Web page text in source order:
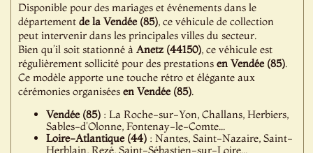
Disponible pour des mariages et événements dans le
départementde la Vendée (85), ce véhicule de collection
peut intervenir dans les principales villes du secteur.
Bien qu’il soit stationné àAnetz (44150), ce véhicule est
régulièrement sollicité pour des prestationsen Vendée (85).
Ce modèle apporte une touche rétro et élégante aux
cérémonies organiséesen Vendée (85).
Vendée (85) : La Roche-sur-Yon, Challans, Herbiers,
Sables-d'Olonne, Fontenay-le-Comte...
Loire-Atlantique (44) : Nantes, Saint-Nazaire, Saint-
Herblain, Rezé, Saint-Sébastien-sur-Loire...